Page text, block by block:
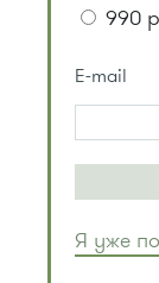
990
E-mail
Я уже